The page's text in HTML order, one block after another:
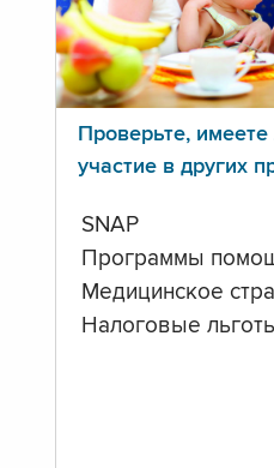
Проверьте,
участие в других
SNAP
Программы
Медицинское
Налоговые